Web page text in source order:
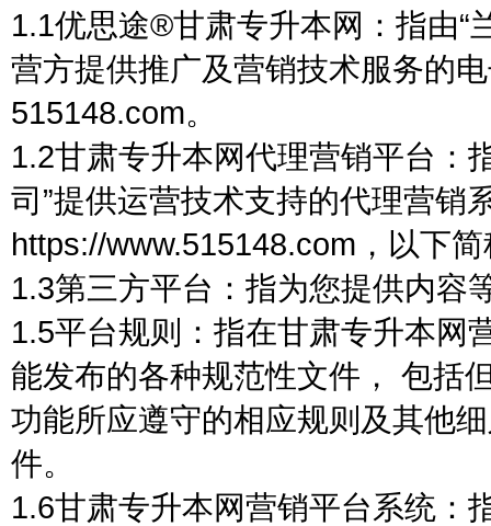
1.1优思途®甘肃专升本网：指由“
营方提供推广及营销技术服务的
515148.com。
1.2甘肃专升本网代理营销平台：
司”提供运营技术支持的代理营销
https://www.515148.com，以下简
1.3第三方平台：指为您提供内容
1.5平台规则：指在甘肃专升本网
能发布的各种规范性文件， 包括
功能所应遵守的相应规则及其他
件。
1.6甘肃专升本网营销平台系统：